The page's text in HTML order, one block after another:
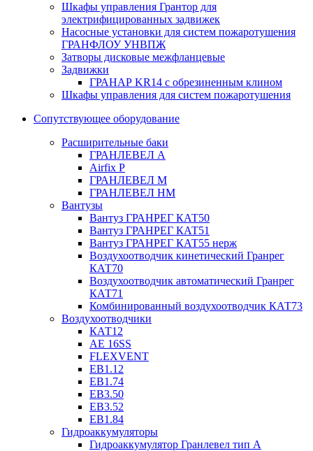
Шкафы управления Грантор для
электрифицированных задвижек
Насосные установки для систем пожаротушения
ГРАНФЛОУ УНВПЖ
Затворы дисковые межфланцевые
Задвижки
ГРАНАР KR14 с обрезиненным клином
Шкафы управления для систем пожаротушения
Сопутствующее оборудование
Расширительные баки
ГРАНЛЕВЕЛ А
Airfix P
ГРАНЛЕВЕЛ М
ГРАНЛЕВЕЛ НМ
Вантузы
Вантуз ГРАНРЕГ КАТ50
Вантуз ГРАНРЕГ КАТ51
Вантуз ГРАНРЕГ КАТ55 нерж
Воздухоотводчик кинетический Гранрег
КАТ70
Воздухоотводчик автоматический Гранрег
КАТ71
Комбинированный воздухоотводчик КАТ73
Воздухоотводчики
КАТ12
AE 16SS
FLEXVENT
EB1.12
EB1.74
EB3.50
EB3.52
EB1.84
Гидроаккумуляторы
Гидроаккумулятор Гранлевел тип А